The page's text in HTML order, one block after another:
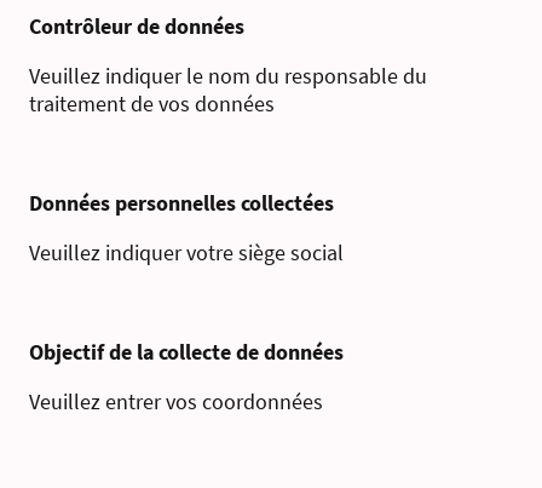
Contrôleur de données
Veuillez indiquer le nom du responsable du
traitement de vos données
Données personnelles collectées
Veuillez indiquer votre siège social
Objectif de la collecte de données
Veuillez entrer vos coordonnées